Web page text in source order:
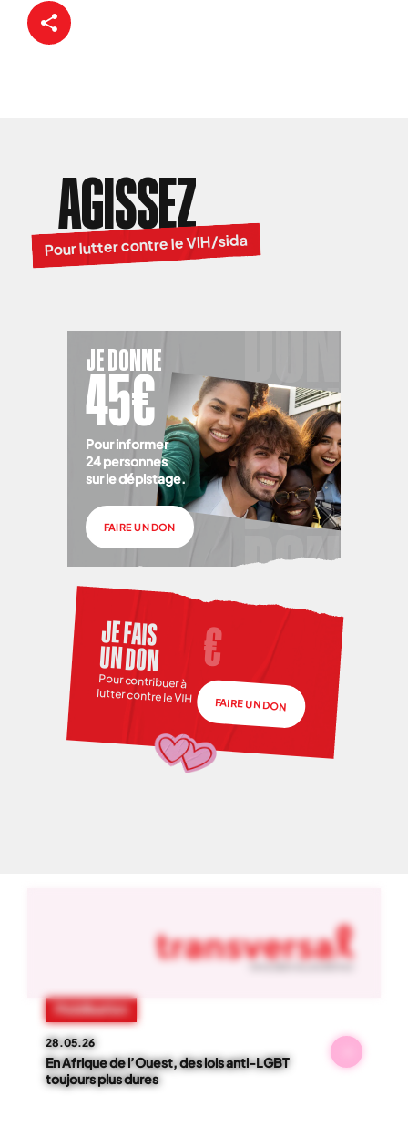
AGISSEZ
Pour lutter contre le VIH/sida
JE DONNE
45€
Pour informer
24 personnes
sur le dépistage.
FAIRE UN DON
JE FAIS
UN DON
Pour contribuer à
lutter contre le VIH FAIRE UN DON
NOS ACTUS
Mobilisation
28.05.26
En Afrique de l’Ouest, des lois anti-LGBT
toujours plus dures